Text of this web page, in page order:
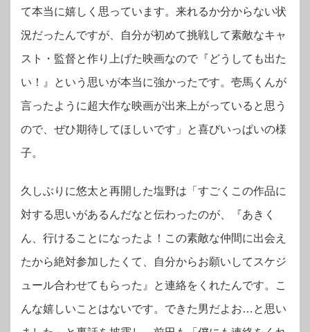
て本当に嬉しく思っています。来れるか分からない状
況だったんですが、自分が初めて挑戦して素敵なキャ
スト・監督と作り上げた映画なので『どうしても出た
い！』という思いが本当に強かったです。壱馬くんが
言ったように超大作な映画が出来上がっていると思う
ので、ぜひ期待してほしいです」と喜びいっぱいの様
子。
久しぶりに悠太と再開した塩野は「すごくこの作品に
対する思いがあるんだなと伝わったのが、『あきく
ん、行けることになったよ！この素敵な仲間に出会え
たから絶対参加したくて、自分からお願いしてスケジ
ュール合わせてもらった』と連絡をくれたんです。こ
んな嬉しいことはないです。できた男だよお…と思い